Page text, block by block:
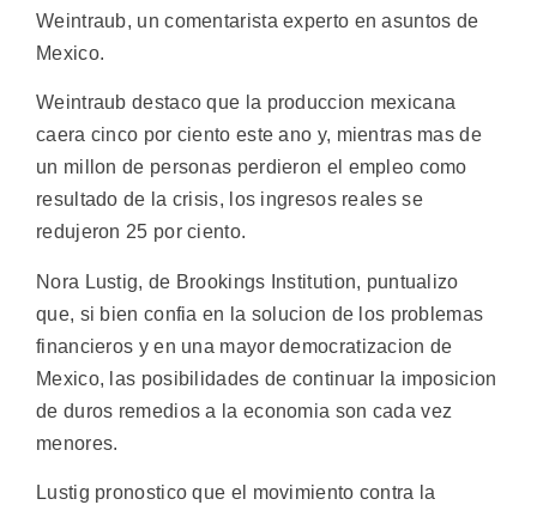
Weintraub, un comentarista experto en asuntos de
Mexico.
Weintraub destaco que la produccion mexicana
caera cinco por ciento este ano y, mientras mas de
un millon de personas perdieron el empleo como
resultado de la crisis, los ingresos reales se
redujeron 25 por ciento.
Nora Lustig, de Brookings Institution, puntualizo
que, si bien confia en la solucion de los problemas
financieros y en una mayor democratizacion de
Mexico, las posibilidades de continuar la imposicion
de duros remedios a la economia son cada vez
menores.
Lustig pronostico que el movimiento contra la